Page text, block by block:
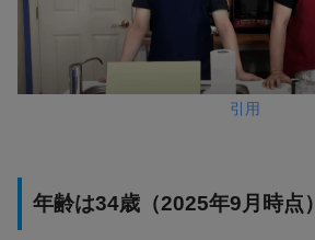
引用
年齢は34歳（2025年9月時点）